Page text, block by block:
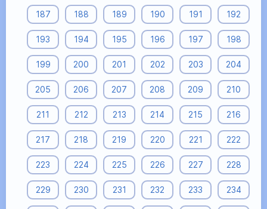
187 188 189 190 191 192
193 194 195 196 197 198
199 200 201 202 203 204
205 206 207 208 209 210
211 212 213 214 215 216
217 218 219 220 221 222
223 224 225 226 227 228
229 230 231 232 233 234